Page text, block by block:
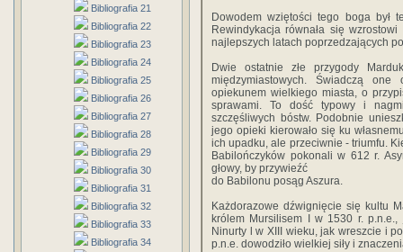
Bibliografia 21
Bibliografia 22
Bibliografia 23
Bibliografia 24
Bibliografia 25
Bibliografia 26
Bibliografia 27
Bibliografia 28
Bibliografia 29
Bibliografia 30
Bibliografia 31
Bibliografia 32
Bibliografia 33
Bibliografia 34
Dowodem wziętości tego boga był
Rewindykacja równała się
najlepszych latach poprzedzających
Dwie ostatnie złe przygody
międzymiastowych. Świadczą
opiekunem wielkiego miasta, o
sprawami. To dość typowy i
szczęśliwych bóstw. Podobnie
jego opieki kierowało się ku
ich upadku, ale przeciwnie - triumfu.
Babilończyków pokonali w 612 r.
głowy, by przywieźć
do Babilonu posąg Aszura.
Każdorazowe dźwignięcie się kultu
królem Mursilisem I w 1530 r.
Ninurty l w XIII wieku, jak wreszcie i
p.n.e. dowodziło wielkiej siły i